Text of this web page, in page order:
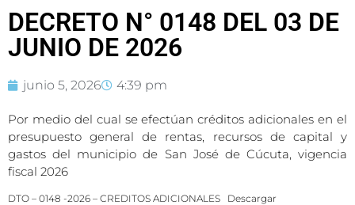
DECRETO N° 0148 DEL 03 DE
JUNIO DE 2026
junio 5, 2026 4:39 pm
Por medio del cual se efectúan créditos adicionales en el
presupuesto general de rentas, recursos de capital y
gastos del municipio de San José de Cúcuta, vigencia
fiscal 2026
DTO – 0148 -2026 – CREDITOS ADICIONALES Descargar